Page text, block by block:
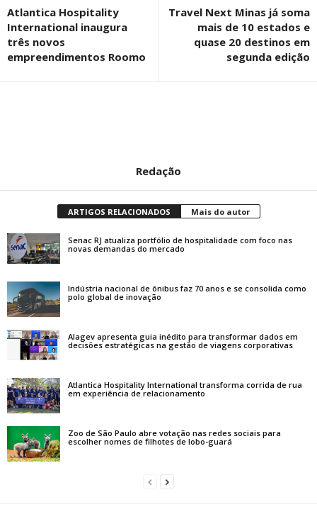
Atlantica Hospitality
International inaugura
três novos
empreendimentos Roomo
Travel Next Minas já soma
mais de 10 estados e
quase 20 destinos em
segunda edição
Redação
ARTIGOS RELACIONADOS Mais do autor
Senac RJ atualiza portfólio de hospitalidade com foco nas
novas demandas do mercado
Indústria nacional de ônibus faz 70 anos e se consolida como
polo global de inovação
Alagev apresenta guia inédito para transformar dados em
decisões estratégicas na gestão de viagens corporativas
Atlantica Hospitality International transforma corrida de rua
em experiência de relacionamento
Zoo de São Paulo abre votação nas redes sociais para
escolher nomes de filhotes de lobo-guará